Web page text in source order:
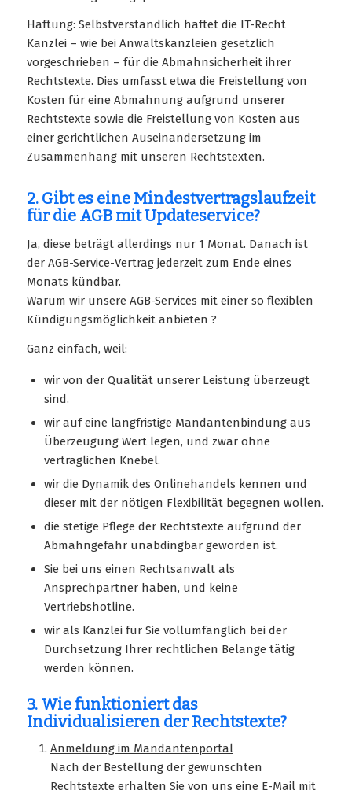
Haftung: Selbstverständlich haftet die IT-Recht
Kanzlei – wie bei Anwaltskanzleien gesetzlich
vorgeschrieben – für die Abmahnsicherheit ihrer
Rechtstexte. Dies umfasst etwa die Freistellung von
Kosten für eine Abmahnung aufgrund unserer
Rechtstexte sowie die Freistellung von Kosten aus
einer gerichtlichen Auseinandersetzung im
Zusammenhang mit unseren Rechtstexten.
2. Gibt es eine Mindestvertragslaufzeit
für die AGB mit Updateservice?
Ja, diese beträgt allerdings nur 1 Monat. Danach ist
der AGB-Service-Vertrag jederzeit zum Ende eines
Monats kündbar.
Warum wir unsere AGB-Services mit einer so flexiblen
Kündigungsmöglichkeit anbieten ?
Ganz einfach, weil:
wir von der Qualität unserer Leistung überzeugt
sind.
wir auf eine langfristige Mandantenbindung aus
Überzeugung Wert legen, und zwar ohne
vertraglichen Knebel.
wir die Dynamik des Onlinehandels kennen und
dieser mit der nötigen Flexibilität begegnen wollen.
die stetige Pflege der Rechtstexte aufgrund der
Abmahngefahr unabdingbar geworden ist.
Sie bei uns einen Rechtsanwalt als
Ansprechpartner haben, und keine
Vertriebshotline.
wir als Kanzlei für Sie vollumfänglich bei der
Durchsetzung Ihrer rechtlichen Belange tätig
werden können.
3. Wie funktioniert das
Individualisieren der Rechtstexte?
Anmeldung im Mandantenportal
Nach der Bestellung der gewünschten
Rechtstexte erhalten Sie von uns eine E-Mail mit